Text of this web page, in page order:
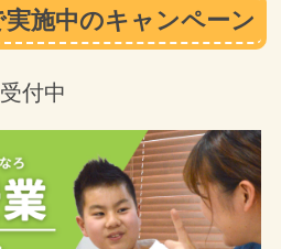
施中のキャンペーン
付中